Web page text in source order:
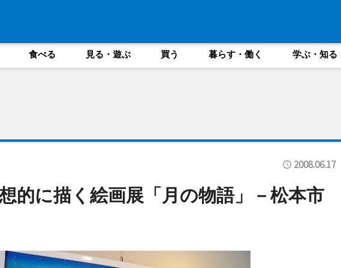
食べる 見る・遊ぶ 買う 暮らす・働く 学ぶ・知る
2008.06.17
的に描く絵画展「月の物語」－松本市